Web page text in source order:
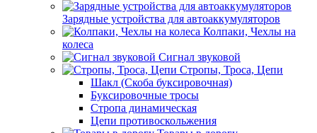
Зарядные устройства для автоаккумуляторов
Колпаки, Чехлы на
колеса
Сигнал звуковой
Стропы, Троса, Цепи
Шакл (Скоба буксировочная)
Буксировочные тросы
Стропа динамическая
Цепи противоскольжения